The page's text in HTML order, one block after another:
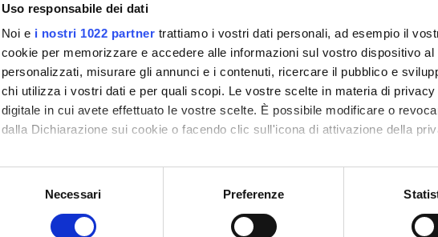
Uso responsabile dei dati
Noi e i nostri 1022 partner trattiamo i vostri dati personali, ad esempio il
cookie per memorizzare e accedere alle informazioni sul vostro dispositivo
personalizzati, misurare gli annunci e i contenuti, ricercare il pubblico e
chi utilizza i vostri dati e per quali scopi. Le vostre scelte in materia di
digitale in cui avete effettuato le vostre scelte. È possibile modificare o
dalla Dichiarazione sui cookie o facendo clic sull'icona di attivazione della
Con il tuo consenso, vorremmo anche:
raccogliere informazioni sulla tua posizione geografica, con
digitali).
Necessari Preferenze
Cerca Ripristina
Condividi